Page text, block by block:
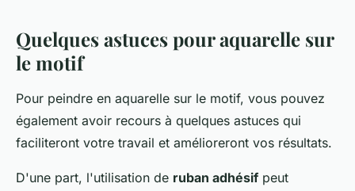
Quelques astuces pour aquarelle sur
le motif
Pour peindre en aquarelle sur le motif, vous pouvez
également avoir recours à quelques astuces qui
faciliteront votre travail et amélioreront vos résultats.
D'une part, l'utilisation de ruban adhésif peut